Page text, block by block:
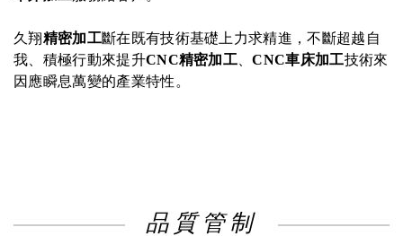
久翔精密加工斷在既有技術基礎上力求精進，不斷超越自
我、積極行動來提升CNC精密加工 、CNC車床加工技術來
因應瞬息萬變的產業特性。
品質管制